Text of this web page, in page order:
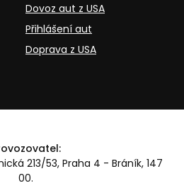
Dovoz aut z USA
Přihlášení aut
Doprava z USA
213/53, Praha 4 - Bráník, 147
00.